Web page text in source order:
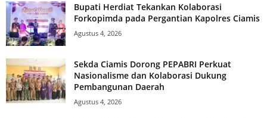
Bupati Herdiat Tekankan Kolaborasi
Forkopimda pada Pergantian Kapolres Ciamis
Agustus 4, 2026
Sekda Ciamis Dorong PEPABRI Perkuat
Nasionalisme dan Kolaborasi Dukung
Pembangunan Daerah
Agustus 4, 2026